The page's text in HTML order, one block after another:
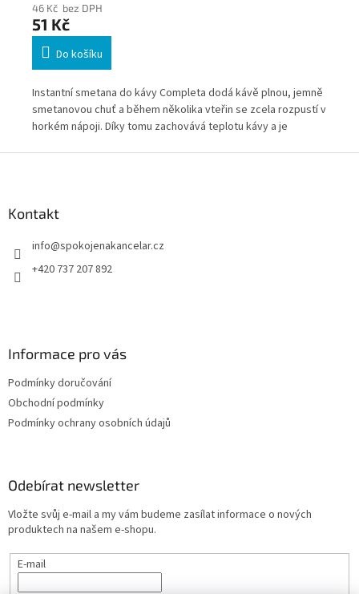
46 Kč bez DPH
51 Kč
Do košíku
Instantní smetana do kávy Completa dodá kávě plnou, jemně
smetanovou chuť a během několika vteřin se zcela rozpustí v
horkém nápoji. Díky tomu zachovává teplotu kávy a je
Kontakt
info@spokojenakancelar.cz
+420 737 207 892
Informace pro vás
Podmínky doručování
Obchodní podmínky
Podmínky ochrany osobních údajů
Odebírat newsletter
Vložte svůj e-mail a my vám budeme zasílat informace o nových
produktech na našem e-shopu.
E-mail